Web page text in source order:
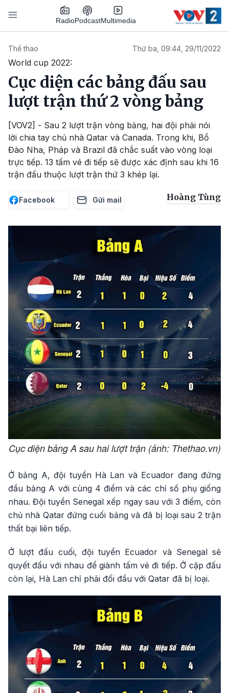
Nhảy đến nội dung
RadioPodcastMultimedia
Thể thao Thứ ba, 09:44, 29/11/2022
World cup 2022:
Cục diện các bảng đấu sau
lượt trận thứ 2 vòng bảng
[VOV2] - Sau 2 lượt trận vòng bảng, hai đội phải nói
lời chia tay chủ nhà Qatar và Canada. Trong khi, Bồ
Đào Nha, Pháp và Brazil đã chắc suất vào vòng loại
trực tiếp. 13 tấm vé đi tiếp sẽ được xác định sau khi 16
trận đấu thuộc lượt trận thứ 3 khép lại.
Facebook Gửi mail Hoàng Tùng
Cục diện bảng A sau hai lượt trận (ảnh: Thethao.vn)
Ở bảng A, đội tuyển Hà Lan và Ecuador đang đứng
đầu bảng A với cùng 4 điểm và các chỉ số phụ giống
nhau. Đội tuyển Senegal xếp ngay sau với 3 điểm, còn
chủ nhà Qatar đứng cuối bảng và đã bị loại sau 2 trận
thất bại liên tiếp.
Ở lượt đấu cuối, đội tuyển Ecuador và Senegal sẽ
quyết đấu với nhau để giành tấm vé đi tiếp. Ở cặp đấu
còn lại, Hà Lan chỉ phải đối đầu với Qatar đã bị loại.